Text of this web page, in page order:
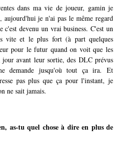
dans ma vie de joueur, gamin je
aujourd'hui je n'ai pas le même regard
devenu un vrai business. C'est un
vite et le plus fort (à part quelques
pour le futur quand on voit que les
avant leur sortie, des DLC prévus
demande jusqu'où tout ça ira. Et
pas plus que ça pour l'instant, je
ne sait jamais.
as-tu quel chose à dire en plus de